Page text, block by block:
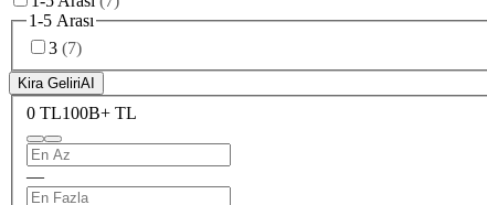
1-5 Arası
3 (7)
Kira GeliriAI
0 TL100B+ TL
—